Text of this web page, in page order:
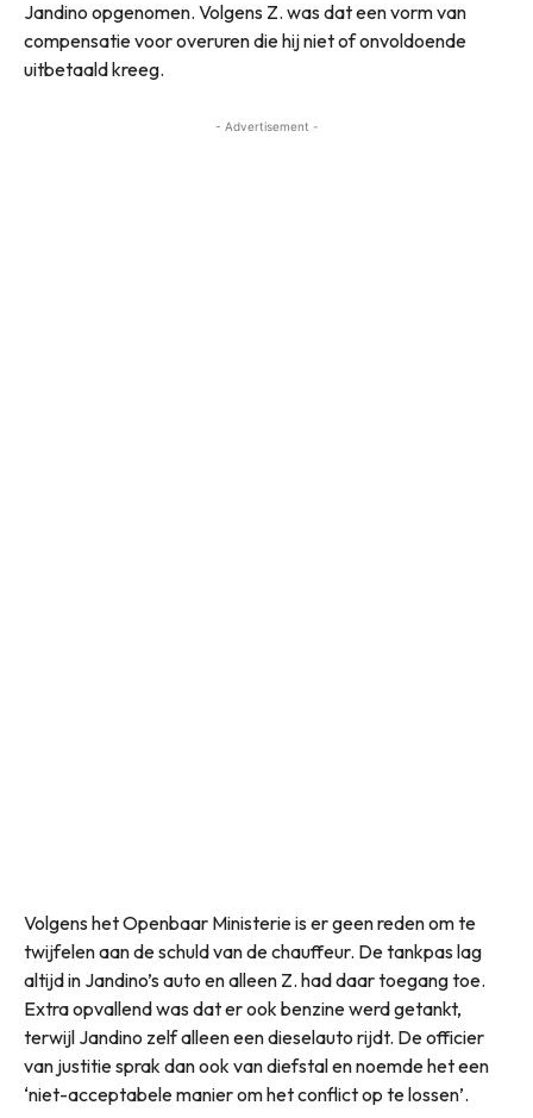
Jandino opgenomen. Volgens Z. was dat een vorm van
compensatie voor overuren die hij niet of onvoldoende
uitbetaald kreeg.
- Advertisement -
Volgens het Openbaar Ministerie is er geen reden om te
twijfelen aan de schuld van de chauffeur. De tankpas lag
altijd in Jandino’s auto en alleen Z. had daar toegang toe.
Extra opvallend was dat er ook benzine werd getankt,
terwijl Jandino zelf alleen een dieselauto rijdt. De officier
van justitie sprak dan ook van diefstal en noemde het een
‘niet-acceptabele manier om het conflict op te lossen’.